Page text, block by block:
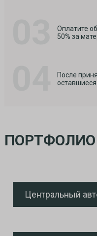
Оплатите
50% за
После
Центральный